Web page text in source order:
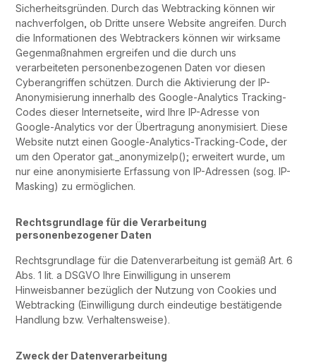
Sicherheitsgründen. Durch das Webtracking können wir
nachverfolgen, ob Dritte unsere Website angreifen. Durch
die Informationen des Webtrackers können wir wirksame
Gegenmaßnahmen ergreifen und die durch uns
verarbeiteten personenbezogenen Daten vor diesen
Cyberangriffen schützen. Durch die Aktivierung der IP-
Anonymisierung innerhalb des Google-Analytics Tracking-
Codes dieser Internetseite, wird Ihre IP-Adresse von
Google-Analytics vor der Übertragung anonymisiert. Diese
Website nutzt einen Google-Analytics-Tracking-Code, der
um den Operator gat._anonymizeIp(); erweitert wurde, um
nur eine anonymisierte Erfassung von IP-Adressen (sog. IP-
Masking) zu ermöglichen.
Rechtsgrundlage für die Verarbeitung
personenbezogener Daten
Rechtsgrundlage für die Datenverarbeitung ist gemäß Art. 6
Abs. 1 lit. a DSGVO Ihre Einwilligung in unserem
Hinweisbanner bezüglich der Nutzung von Cookies und
Webtracking (Einwilligung durch eindeutige bestätigende
Handlung bzw. Verhaltensweise).
Zweck der Datenverarbeitung